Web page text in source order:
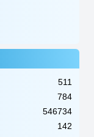
511
784
546734
142